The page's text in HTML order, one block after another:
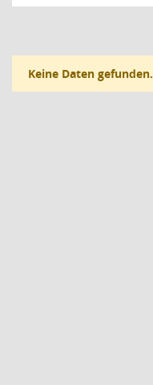
Keine Daten gefunden.